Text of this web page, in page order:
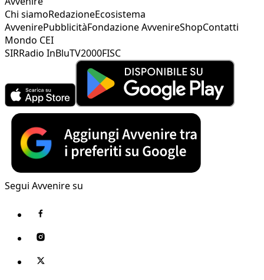
Chi siamoRedazioneEcosistema
AvvenirePubblicitàFondazione AvvenireShopContatti
Mondo CEI
SIRRadio InBluTV2000FISC
Segui Avvenire su